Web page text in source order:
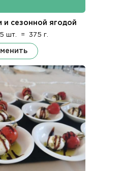
и сезонной ягодой
шт. = 375 г.